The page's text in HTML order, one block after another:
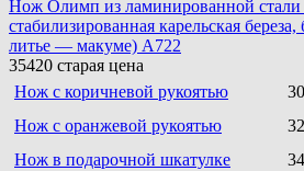
Нож Олимп из ламинированной
стабилизированная карельская
литье — макуме) A722
35420 старая цена
Нож c коричневой рукоятью
Нож с оранжевой рукоятью
Нож в подарочной шкатулке